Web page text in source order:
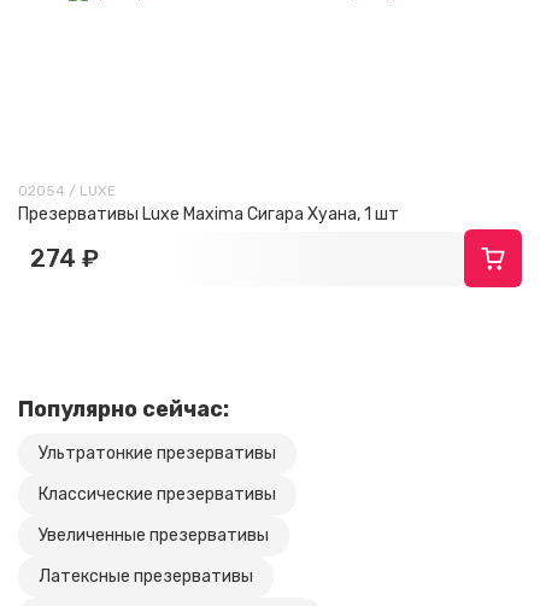
02054 / LUXE
Презервативы Luxe Maxima Сигара Хуана, 1 шт
274 ₽
Популярно сейчас:
Ультратонкие презервативы
Классические презервативы
Увеличенные презервативы
Латексные презервативы